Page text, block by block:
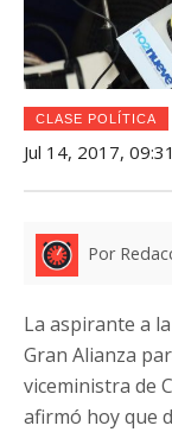
CLASE POLÍTICA
Jul 14, 2017,
Por
La aspirante a
Gran Alianza
viceministra de
afirmó hoy que